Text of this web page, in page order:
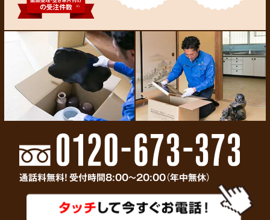
通話料無料! 受付時間8:00～20:00（年中無休）